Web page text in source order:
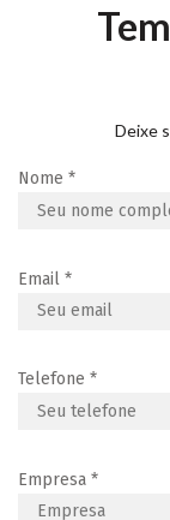
Deixe
Nome *
Email *
Telefone *
Empresa *